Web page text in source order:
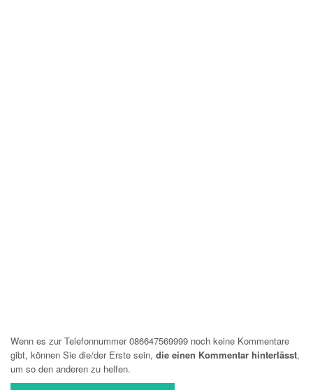
Wenn es zur Telefonnummer 086647569999 noch keine Kommentare
gibt, können Sie die/der Erste sein, die einen Kommentar hinterlässt,
um so den anderen zu helfen.